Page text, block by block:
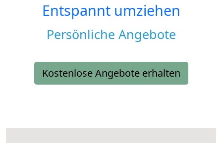
Entspannt umziehen
Persönliche Angebote
Kostenlose Angebote erhalten